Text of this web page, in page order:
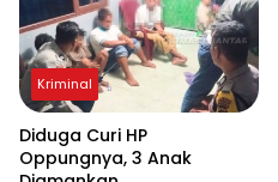
Kriminal
Diduga Curi HP
Oppungnya, 3 Anak